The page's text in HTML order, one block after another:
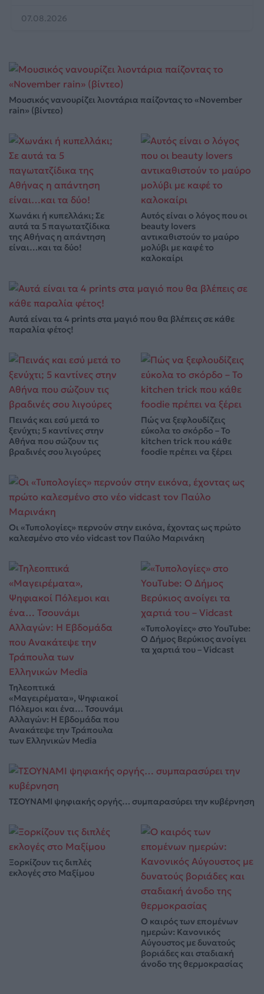
07.08.2026
Μουσικός νανουρίζει λιοντάρια παίζοντας το «November
rain» (βίντεο)
Χωνάκι ή κυπελλάκι; Σε
αυτά τα 5 παγωτατζίδικα
της Αθήνας η απάντηση
είναι…και τα δύο!
Αυτός είναι ο λόγος που οι
beauty lovers
αντικαθιστούν το μαύρο
μολύβι με καφέ το
καλοκαίρι
Αυτά είναι τα 4 prints στα μαγιό που θα βλέπεις σε κάθε
παραλία φέτος!
Πεινάς και εσύ μετά το
ξενύχτι; 5 καντίνες στην
Αθήνα που σώζουν τις
βραδινές σου λιγούρες
Πώς να ξεφλουδίζεις
εύκολα το σκόρδο – Το
kitchen trick που κάθε
foodie πρέπει να ξέρει
Οι «Τυπολογίες» περνούν στην εικόνα, έχοντας ως πρώτο
καλεσμένο στο νέο vidcast τον Παύλο Μαρινάκη
Τηλεοπτικά
«Μαγειρέματα», Ψηφιακοί
Πόλεμοι και ένα… Τσουνάμι
Αλλαγών: Η Εβδομάδα που
Ανακάτεψε την Τράπουλα
των Ελληνικών Media
«Τυπολογίες» στο YouTube:
Ο Δήμος Βερύκιος ανοίγει
τα χαρτιά του – Vidcast
ΤΣΟΥΝΑΜΙ ψηφιακής οργής… συμπαρασύρει την κυβέρνηση
Ξορκίζουν τις διπλές
εκλογές στο Μαξίμου
Ο καιρός των επομένων
ημερών: Κανονικός
Αύγουστος με δυνατούς
βοριάδες και σταδιακή
άνοδο της θερμοκρασίας